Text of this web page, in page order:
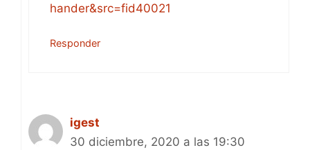
hander&src=fid40021
Responder
igest
30 diciembre, 2020 a las 19:30